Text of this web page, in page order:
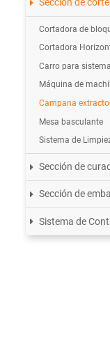
Sección de corte
Cortadora de
Cortadora
Carro para
Máquina de
Campana
Mesa basculante
Sistema de
Sección de
Sección de
Sistema de